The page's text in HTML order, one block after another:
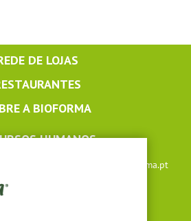
DE LOJAS
A BIOFORMA
HUMANOS
lojaonline@bioforma.pt
às 13h e das 14h às 17h30)